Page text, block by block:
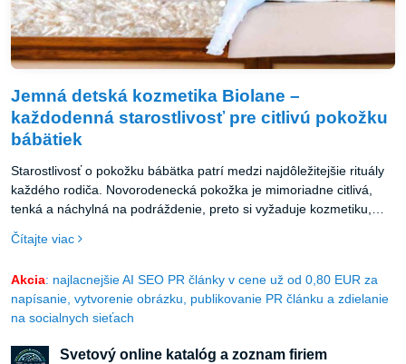
Jemná detská kozmetika Biolane –
každodenná starostlivosť pre citlivú pokožku
bábätiek
Starostlivosť o pokožku bábätka patrí medzi najdôležitejšie rituály
každého rodiča. Novorodenecká pokožka je mimoriadne citlivá,
tenká a náchylná na podráždenie, preto si vyžaduje kozmetiku,
Čítajte viac
Akcia: najlacnejšie AI SEO PR články v cene už od 0,80 EUR za
napísanie, vytvorenie obrázku, publikovanie PR článku a zdielanie
na socialnych sieťach
Svetový online katalóg a zoznam firiem